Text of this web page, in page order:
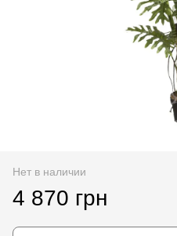
Нет в наличии
4 870 грн